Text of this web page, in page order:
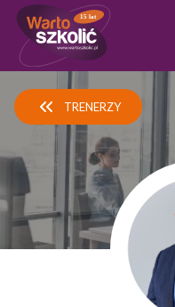
15 lat
TRENERZY
Wykorzystujemy pliki
reklam, aby oferować
w naszej witrynie.
witryny, udostępniamy
reklamowym i
informacje z innymi danymi
uzyskanymi podczas
Niezbędne
Niezbędne pliki cookie
podstawowych funkcji
zamierzony sposób bez